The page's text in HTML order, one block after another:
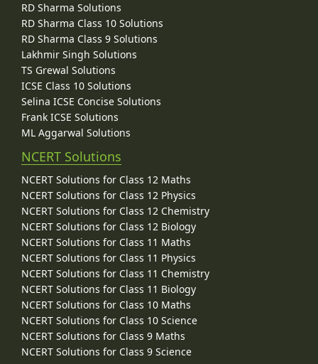
RD Sharma Solutions
RD Sharma Class 10 Solutions
RD Sharma Class 9 Solutions
Lakhmir Singh Solutions
TS Grewal Solutions
ICSE Class 10 Solutions
Selina ICSE Concise Solutions
Frank ICSE Solutions
ML Aggarwal Solutions
NCERT Solutions
NCERT Solutions for Class 12 Maths
NCERT Solutions for Class 12 Physics
NCERT Solutions for Class 12 Chemistry
NCERT Solutions for Class 12 Biology
NCERT Solutions for Class 11 Maths
NCERT Solutions for Class 11 Physics
NCERT Solutions for Class 11 Chemistry
NCERT Solutions for Class 11 Biology
NCERT Solutions for Class 10 Maths
NCERT Solutions for Class 10 Science
NCERT Solutions for Class 9 Maths
NCERT Solutions for Class 9 Science